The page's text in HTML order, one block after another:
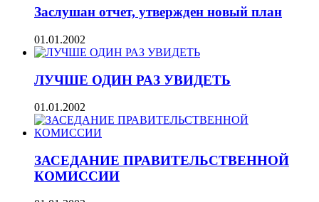
Заслушан отчет, утвержден новый план
01.01.2002
ЛУЧШЕ ОДИН РАЗ УВИДЕТЬ
01.01.2002
ЗАСЕДАНИЕ ПРАВИТЕЛЬСТВЕННОЙ
КОМИССИИ